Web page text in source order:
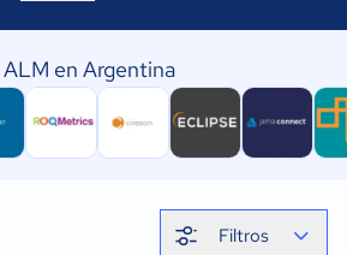
en Argentina
Filtros